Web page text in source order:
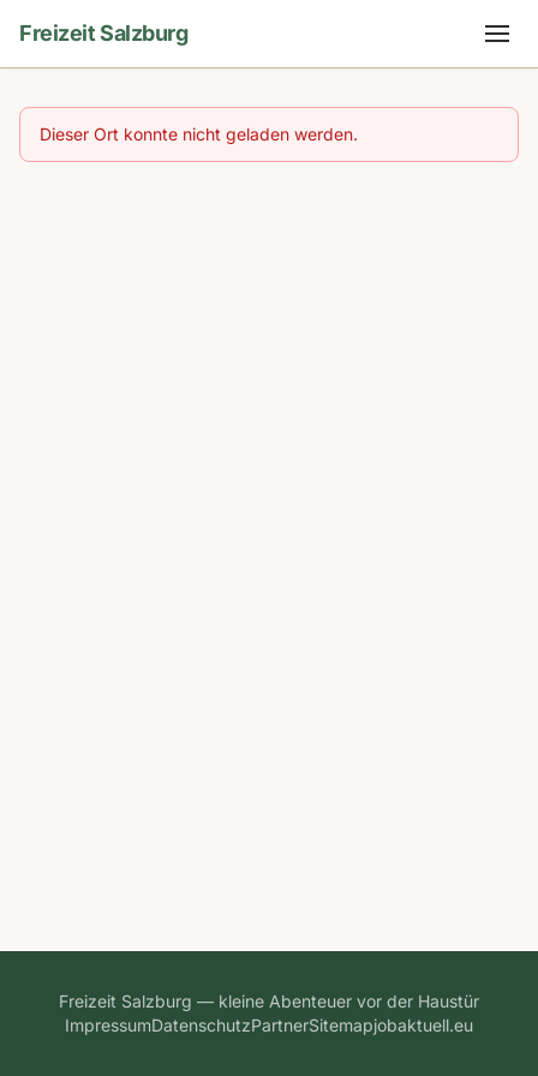
Freizeit Salzburg
Dieser Ort konnte nicht geladen werden.
Freizeit Salzburg — kleine Abenteuer vor der Haustür
ImpressumDatenschutzPartnerSitemapjobaktuell.eu